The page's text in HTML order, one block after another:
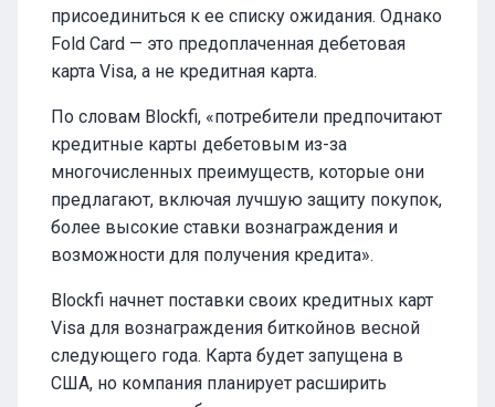
присоединиться к ее списку ожидания. Однако
Fold Card — это предоплаченная дебетовая
карта Visa, а не кредитная карта.
По словам Blockfi, «потребители предпочитают
кредитные карты дебетовым из-за
многочисленных преимуществ, которые они
предлагают, включая лучшую защиту покупок,
более высокие ставки вознаграждения и
возможности для получения кредита».
Blockfi начнет поставки своих кредитных карт
Visa для вознаграждения биткойнов весной
следующего года. Карта будет запущена в
США, но компания планирует расширить